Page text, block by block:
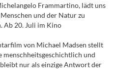
Frammartino, lädt uns
und der Natur zu
Ab 20. Juli im Kino
von Michael Madsen stellt
menschheitsgeschichtlich und
nur als einzige Antwort der